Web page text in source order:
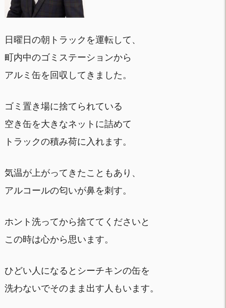
日曜日の朝トラックを運転して、
町内中のゴミステーションから
アルミ缶を回収してきました。
ゴミ置き場に捨てられている
空き缶を大きなネットに詰めて
トラックの積み荷に入れます。
気温が上がってきたこともあり、
アルコールの匂いが鼻を刺す。
ホント洗ってから捨ててくださいと
この時は心から思います。
ひどい人になるとシーチキンの缶を
洗わないでそのまま出す人もいます。